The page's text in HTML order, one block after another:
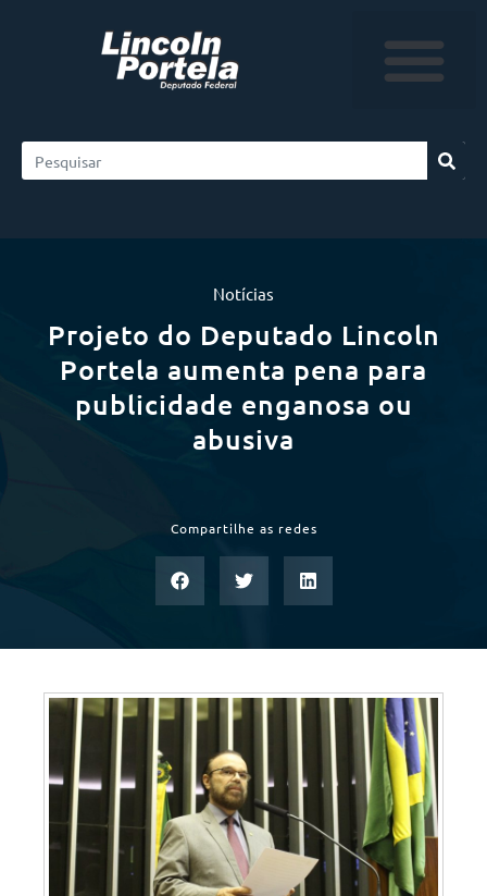
Notícias
Projeto do Deputado Lincoln
Portela aumenta pena para
publicidade enganosa ou
abusiva
Compartilhe as redes